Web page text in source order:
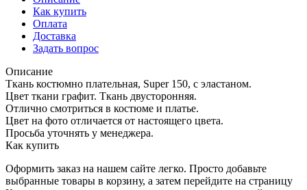
Как купить
Оплата
Доставка
Задать вопрос
Описание
Ткань костюмно плательная, Super 150, с эластаном.
Цвет ткани графит. Ткань двусторонняя.
Отлично смотриться в костюме и платье.
Цвет на фото отличается от настоящего цвета.
Просьба уточнять у менеджера.
Как купить
Оформить заказ на нашем сайте легко. Просто добавьте
выбранные товары в корзину, а затем перейдите на страницу